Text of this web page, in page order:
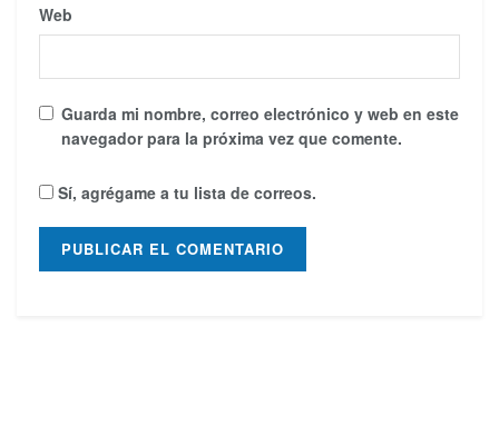
Web
Guarda mi nombre, correo electrónico y web en este
navegador para la próxima vez que comente.
Sí, agrégame a tu lista de correos.